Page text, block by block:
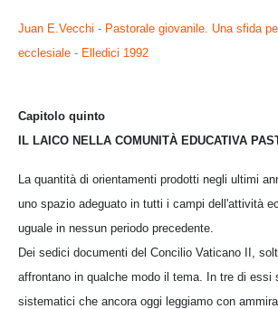
Juan E.Vecchi - Pastorale giovanile. Una sfida
ecclesiale - Elledici 1992
Capitolo quinto
IL LAICO NELLA COMUNITÀ EDUCATIVA
La quantità di orientamenti prodotti negli ultimi
uno spazio adeguato in tutti i campi dell'attività
uguale in nessun periodo precedente.
Dei sedici documenti del Concilio Vaticano II,
affrontano in qualche modo il tema. In tre di essi
sistematici che ancora oggi leggiamo con